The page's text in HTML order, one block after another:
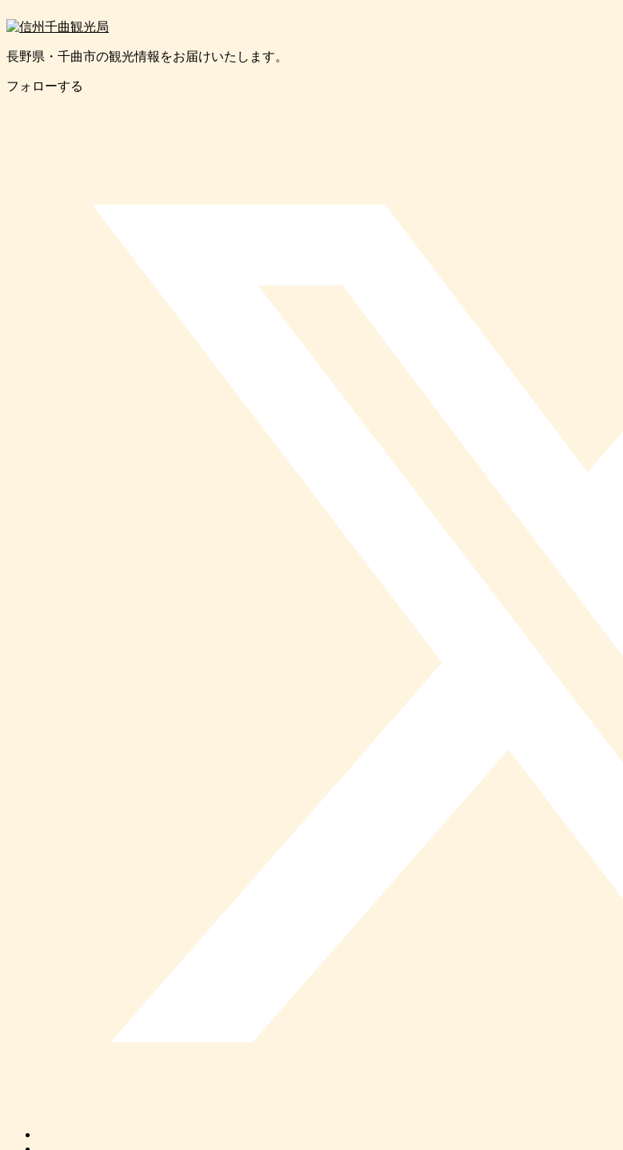
長野県・千曲市の観光情報をお届けいたします。
フォローする